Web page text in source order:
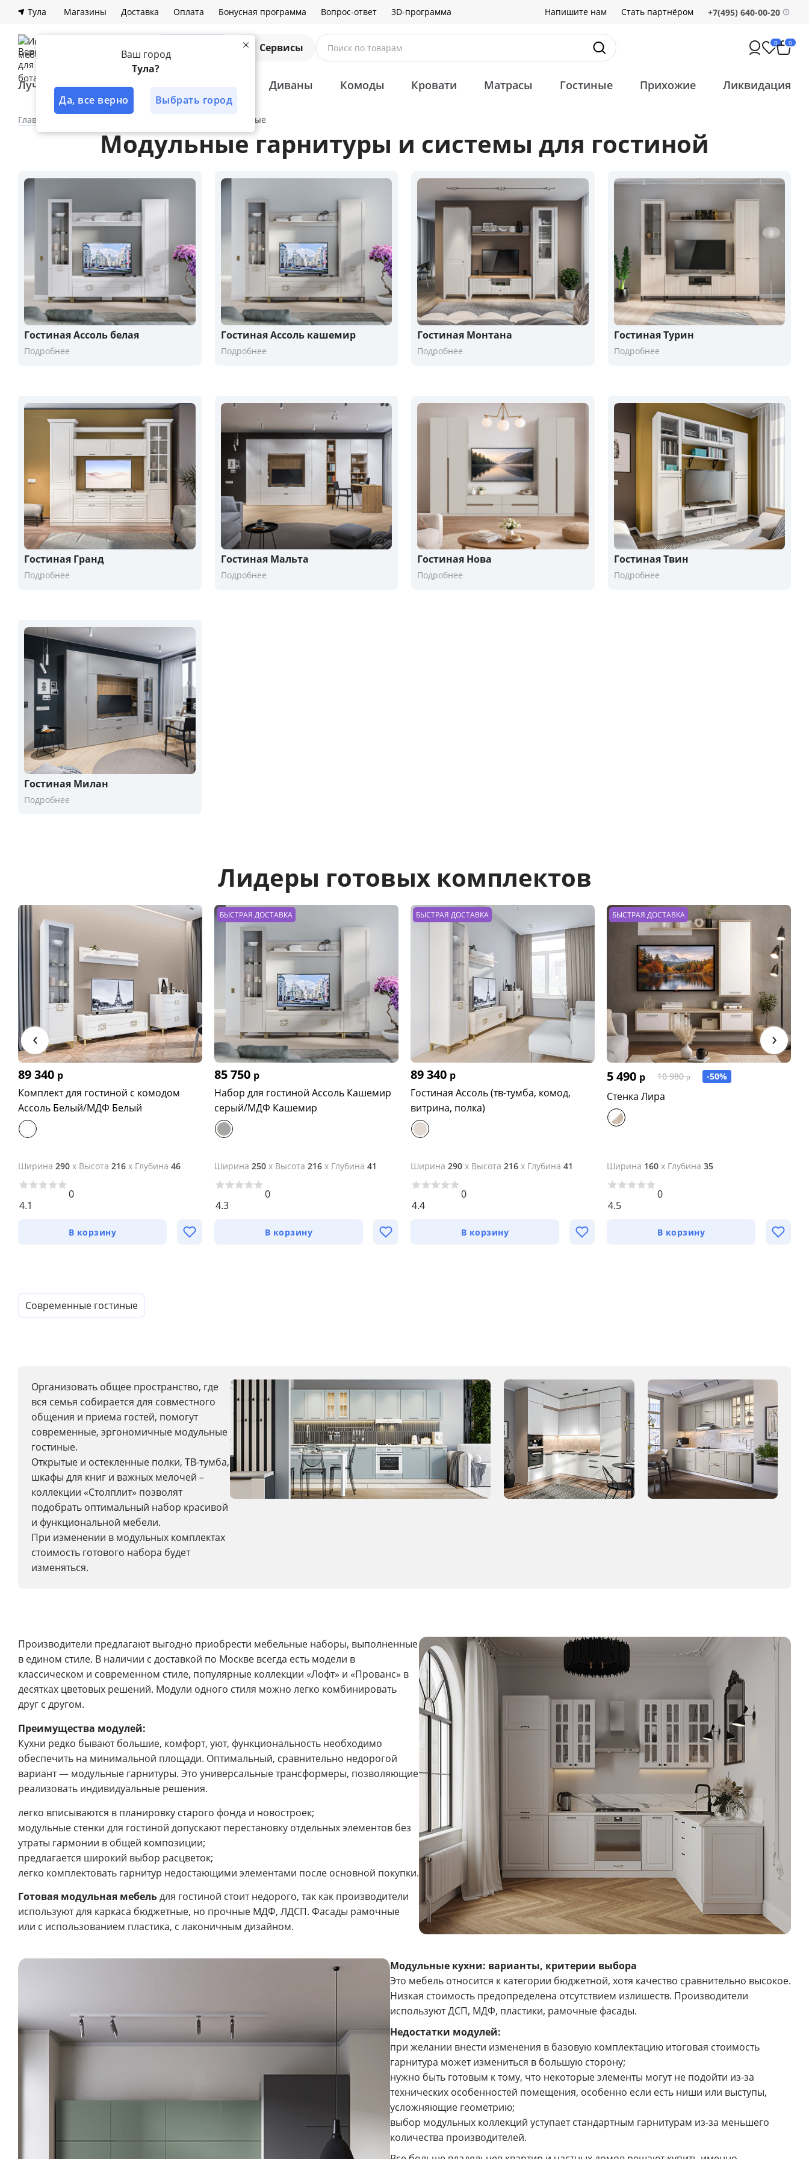
Ваш город
Тула?
Да, все верно Выбрать город
Тула Магазины Доставка Оплата Бонусная программа Вопрос-ответ 3D-программа Напишите нам Стать партнёром +7(495) 640-00-20
Сервисы Поиск по товарам 0 0
Лучшее решение Диваны Комоды Кровати Матрасы Гостиные Прихожие Ликвидация
Главная Модульные гостиные
Модульные гарнитуры и системы для гостиной
Гостиная Ассоль белая
Подробнее
Гостиная Ассоль кашемир
Подробнее
Гостиная Монтана
Подробнее
Гостиная Турин
Подробнее
Гостиная Гранд
Подробнее
Гостиная Мальта
Подробнее
Гостиная Нова
Подробнее
Гостиная Твин
Подробнее
Гостиная Милан
Подробнее
Лидеры готовых комплектов
89 340 р
Комплект для гостиной с комодом
Ассоль Белый/МДФ Белый
Ширина 290 x Высота 216 x Глубина 46
4.1
0
В корзину
БЫСТРАЯ ДОСТАВКА
85 750 р
Набор для гостиной Ассоль Кашемир
серый/МДФ Кашемир
Ширина 250 x Высота 216 x Глубина 41
4.3
0
В корзину
БЫСТРАЯ ДОСТАВКА
89 340 р
Гостиная Ассоль (тв-тумба, комод,
витрина, полка)
Ширина 290 x Высота 216 x Глубина 41
4.4
0
В корзину
БЫСТРАЯ ДОСТАВКА
5 490 р 10 980 р -50%
Стенка Лира
Ширина 160 x Глубина 35
4.5
0
В корзину
‹ ›
Современные гостиные
Организовать общее пространство, где
вся семья собирается для совместного
общения и приема гостей, помогут
современные, эргономичные модульные
гостиные.
Открытые и остекленные полки, ТВ-тумба,
шкафы для книг и важных мелочей –
коллекции «Столплит» позволят
подобрать оптимальный набор красивой
и функциональной мебели.
При изменении в модульных комплектах
стоимость готового набора будет
изменяться.
Производители предлагают выгодно приобрести мебельные наборы, выполненные
в едином стиле. В наличии с доставкой по Москве всегда есть модели в
классическом и современном стиле, популярные коллекции «Лофт» и «Прованс» в
десятках цветовых решений. Модули одного стиля можно легко комбинировать
друг с другом.
Преимущества модулей:
Кухни редко бывают большие, комфорт, уют, функциональность необходимо
обеспечить на минимальной площади. Оптимальный, сравнительно недорогой
вариант — модульные гарнитуры. Это универсальные трансформеры, позволяющие
реализовать индивидуальные решения.
легко вписываются в планировку старого фонда и новостроек;
модульные стенки для гостиной допускают перестановку отдельных элементов без
утраты гармонии в общей композиции;
предлагается широкий выбор расцветок;
легко комплектовать гарнитур недостающими элементами после основной покупки.
Готовая модульная мебельдля гостиной стоит недорого, так как производители
используют для каркаса бюджетные, но прочные МДФ, ЛДСП. Фасады рамочные
или с использованием пластика, с лаконичным дизайном.
Модульные кухни: варианты, критерии выбора
Это мебель относится к категории бюджетной, хотя качество сравнительно высокое.
Низкая стоимость предопределена отсутствием излишеств. Производители
используют ДСП, МДФ, пластики, рамочные фасады.
Недостатки модулей:
при желании внести изменения в базовую комплектацию итоговая стоимость
гарнитура может измениться в большую сторону;
нужно быть готовым к тому, что некоторые элементы могут не подойти из-за
технических особенностей помещения, особенно если есть ниши или выступы,
усложняющие геометрию;
выбор модульных коллекций уступает стандартным гарнитурам из-за меньшего
количества производителей.